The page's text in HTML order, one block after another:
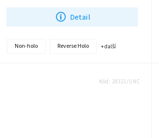
Detail
Non-holo Reverse Holo + další
Kód: 28321/UNC